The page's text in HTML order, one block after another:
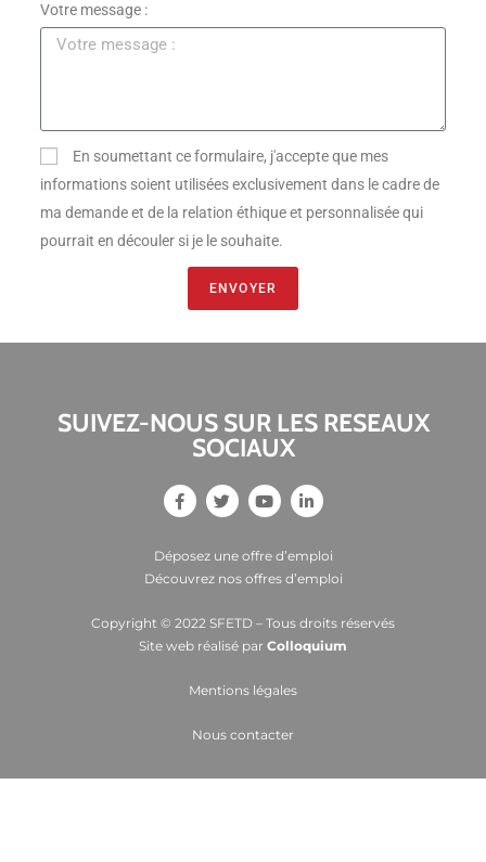
Votre message :
En soumettant ce formulaire, j'accepte que mes
informations soient utilisées exclusivement dans le cadre de
ma demande et de la relation éthique et personnalisée qui
pourrait en découler si je le souhaite.
ENVOYER
SUIVEZ-NOUS SUR LES RESEAUX
SOCIAUX
Déposez une offre d’emploi
Découvrez nos offres d’emploi
Copyright © 2022 SFETD – Tous droits réservés
Site web réalisé par Colloquium
Mentions légales
Nous contacter